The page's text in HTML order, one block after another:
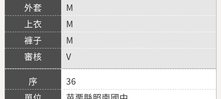
M
M
M
V
36